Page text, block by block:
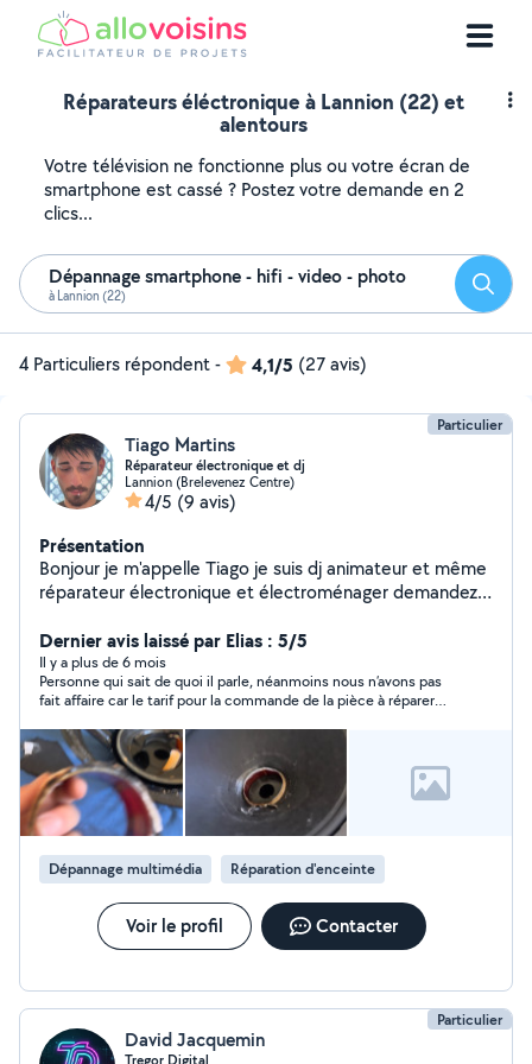
Réparateurs éléctronique à Lannion (22) et
alentours
Votre télévision ne fonctionne plus ou votre écran de
smartphone est cassé ? Postez votre demande en 2
clics...
Dépannage smartphone - hifi - video - photo
à Lannion (22)
4 Particuliers répondent- 4,1/5 (27 avis)
Particulier
Tiago Martins
Réparateur électronique et dj
Lannion (Brelevenez Centre)
4/5 (9 avis)
Présentation
Bonjour je m'appelle Tiago je suis dj animateur et même
réparateur électronique et électroménager demandez-
Dernier avis laissé par Elias : 5/5
Il y a plus de 6 mois
Personne qui sait de quoi il parle, néanmoins nous n’avons pas
fait affaire car le tarif pour la commande de la pièce à réparer
Dépannage multimédia Réparation d'enceinte
Voir le profil Contacter
Particulier
David Jacquemin